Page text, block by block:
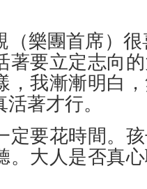
樂團首席）
著要立定志向
，我漸漸明白
著才行。
定要花時間。
。大人是否真